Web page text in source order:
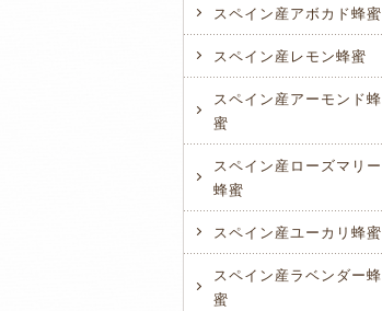
スペイン産アボカド蜂蜜
スペイン産レモン蜂蜜
スペイン産アーモンド蜂
蜜
スペイン産ローズマリー
蜂蜜
スペイン産ユーカリ蜂蜜
スペイン産ラベンダー蜂
蜜